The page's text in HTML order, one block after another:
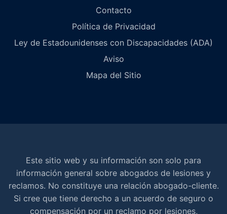
Contacto
Política de Privacidad
Ley de Estadounidenses con Discapacidades (ADA)
Aviso
Mapa del Sitio
Este sitio web y su información son solo para
información general sobre abogados de lesiones y
reclamos. No constituye una relación abogado-cliente.
Si cree que tiene derecho a un acuerdo de seguro o
compensación por un reclamo por lesiones,